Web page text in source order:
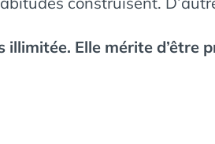
Elle mérite d’être